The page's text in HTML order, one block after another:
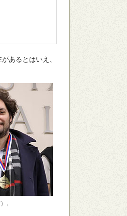
あるとはいえ、
。